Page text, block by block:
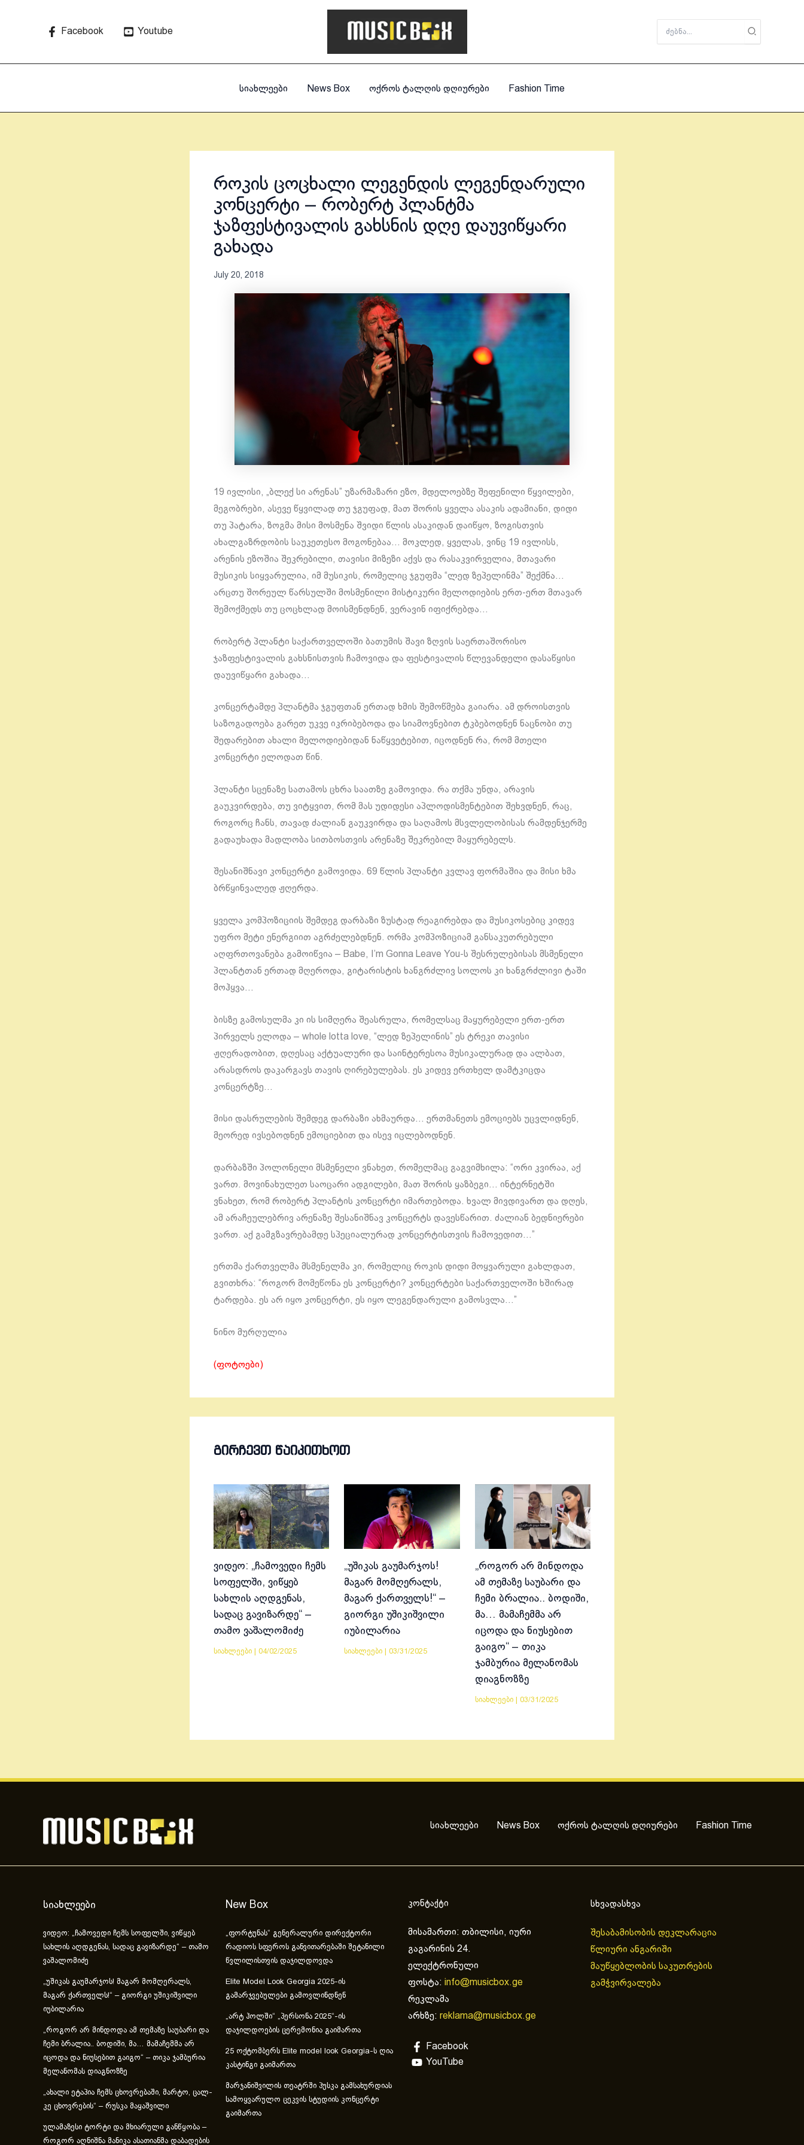
Facebook Youtube
for:
სიახლეები News Box ოქროს ტალღის დღიურები Fashion Time
როკის ცოცხალი ლეგენდის ლეგენდარული
კონცერტი – რობერტ პლანტმა
ჯაზფესტივალის გახსნის დღე დაუვიწყარი
გახადა
July 20, 2018
19 ივლისი, „ბლექ სი არენას” უზარმაზარი ეზო, მდელოებზე შეფენილი წყვილები,
მეგობრები, ასევე წყვილად თუ ჯგუფად, მათ შორის ყველა ასაკის ადამიანი, დიდი
თუ პატარა, ზოგმა მისი მოსმენა შვიდი წლის ასაკიდან დაიწყო, ზოგისთვის
ახალგაზრდობის საუკეთესო მოგონებაა… მოკლედ, ყველას, ვინც 19 ივლისს,
არენის ეზოშია შეკრებილი, თავისი მიზეზი აქვს და რასაკვირველია, მთავარი
მუსიკის სიყვარულია, იმ მუსიკის, რომელიც ჯგუფმა “ლედ ზეპელინმა” შექმნა…
არცთუ შორეულ წარსულში მოსმენილი მისტიკური მელოდიების ერთ-ერთ მთავარ
შემოქმედს თუ ცოცხლად მოისმენდნენ, ვერავინ იფიქრებდა…
რობერტ პლანტი საქართველოში ბათუმის შავი ზღვის საერთაშორისო
ჯაზფესტივალის გახსნისთვის ჩამოვიდა და ფესტივალის წლევანდელი დასაწყისი
დაუვიწყარი გახადა…
კონცერტამდე პლანტმა ჯგუფთან ერთად ხმის შემოწმება გაიარა. ამ დროისთვის
საზოგადოება გარეთ უკვე იკრიბებოდა და სიამოვნებით ტკბებოდნენ ნაცნობი თუ
შედარებით ახალი მელოდიებიდან ნაწყვეტებით, იცოდნენ რა, რომ მთელი
კონცერტი ელოდათ წინ.
პლანტი სცენაზე სათამოს ცხრა საათზე გამოვიდა. რა თქმა უნდა, არავის
გაუკვირდება, თუ ვიტყვით, რომ მას უდიდესი აპლოდისმენტებით შეხვდნენ, რაც,
როგორც ჩანს, თავად ძალიან გაუკვირდა და საღამოს მსვლელობისას რამდენჯერმე
გადაუხადა მადლობა სითბოსთვის არენაზე შეკრებილ მაყურებელს.
შესანიშნავი კონცერტი გამოვიდა. 69 წლის პლანტი კვლავ ფორმაშია და მისი ხმა
ბრწყინვალედ ჟღერდა.
ყველა კომპოზიციის შემდეგ დარბაზი ზუსტად რეაგირებდა და მუსიკოსებიც კიდევ
უფრო მეტი ენერგიით აგრძელებდნენ. ორმა კომპოზიციამ განსაკუთრებული
აღფრთოვანება გამოიწვია – Babe, I’m Gonna Leave You-ს შესრულებისას მსმენელი
პლანტთან ერთად მღეროდა, გიტარისტის ხანგრძლივ სოლოს კი ხანგრძლივი ტაში
მოჰყვა…
ბისზე გამოსულმა კი ის სიმღერა შეასრულა, რომელსაც მაყურებელი ერთ-ერთ
პირველს ელოდა – whole lotta love, “ლედ ზეპელინის” ეს ტრეკი თავისი
ჟღერადობით, დღესაც აქტუალური და საინტერესოა მუსიკალურად და ალბათ,
არასდროს დაკარგავს თავის ღირებულებას. ეს კიდევ ერთხელ დამტკიცდა
კონცერტზე…
მისი დასრულების შემდეგ დარბაზი ახმაურდა… ერთმანეთს ემოციებს უცვლიდნენ,
მეორედ ივსებოდნენ ემოციებით და ისევ იცლებოდნენ.
დარბაზში პოლონელი მსმენელი ვნახეთ, რომელმაც გაგვიმხილა: “ორი კვირაა, აქ
ვართ. მოვინახულეთ საოცარი ადგილები, მათ შორის ყაზბეგი… ინტერნეტში
ვნახეთ, რომ რობერტ პლანტის კონცერტი იმართებოდა. ხვალ მივდივართ და დღეს,
ამ არაჩეულებრივ არენაზე შესანიშნავ კონცერტს დავესწარით. ძალიან ბედნიერები
ვართ. აქ გამგზავრებამდე სპეციალურად კონცერტისთვის ჩამოვედით…”
ერთმა ქართველმა მსმენელმა კი, რომელიც როკის დიდი მოყვარული გახლდათ,
გვითხრა: “როგორ მომეწონა ეს კონცერტი? კონცერტები საქართველოში ხშირად
ტარდება. ეს არ იყო კონცერტი, ეს იყო ლეგენდარული გამოსვლა…”
ნინო მურღულია
(ფოტოები)
ᲒᲘᲠᲩᲔᲕᲗ ᲬᲐᲘᲙᲘᲗᲮᲝᲗ
ვიდეო: „ჩამოვედი ჩემს
სოფელში, ვიწყებ
სახლის აღდგენას,
სადაც გავიზარდე“ –
თამო ვაშალომიძე
სიახლეები 04/02/2025
„უშიკას გაუმარჯოს!
მაგარ მომღერალს,
მაგარ ქართველს!“ –
გიორგი უშიკიშვილი
იუბილარია
სიახლეები |03/31/2025
„როგორ არ მინდოდა
ამ თემაზე საუბარი და
ჩემი ბრალია.. ბოდიში,
მა… მამაჩემმა არ
იცოდა და ნიუსებით
გაიგო“ – თიკა
ჯამბურია მელანომას
დიაგნოზზე
სიახლეები| 03/31/2025
სიახლეები News Box ოქროს ტალღის დღიურები Fashion Time
სიახლეები
ვიდეო: „ჩამოვედი ჩემს სოფელში, ვიწყებ
სახლის აღდგენას, სადაც გავიზარდე“ – თამო
ვაშალომიძე
„უშიკას გაუმარჯოს! მაგარ მომღერალს,
მაგარ ქართველს!“ – გიორგი უშიკიშვილი
იუბილარია
„როგორ არ მინდოდა ამ თემაზე საუბარი და
ჩემი ბრალია.. ბოდიში, მა… მამაჩემმა არ
იცოდა და ნიუსებით გაიგო“ – თიკა ჯამბურია
მელანომას დიაგნოზზე
„ახა­ლი ეტა­პია ჩემს ცხოვ­რე­ბა­ში, მარ­ტო, ცალ­
კე ცხოვ­რე­ბის“ – რუსკა მაყაშვილი
ულამაზესი ტორტი და მხიარული განწყობა –
როგორ აღნიშნა მანიკა ასათიანმა დაბადების
New Box
„ფორტუნას“ გენერალური დირექტორი
რადიოს სფეროს განვითარებაში შეტანილი
წვლილისთვის დაჯილდოვდა
Elite Model Look Georgia 2025-ის
გამარჯვებულები გამოვლინდნენ
„არტ ჰოლში“ „პერსონა 2025“-ის
დაჯილდოების ცერემონია გაიმართა
25 ოქტომბერს Elite model look Georgia-ს ღია
კასტინგი გაიმართა
მარჯანიშვილის თეატრში პუსკა გამსახურდიას
სამოყვარულო ცეკვის სტუდიის კონცერტი
გაიმართა
კონტაქტი
მისამართი: თბილისი, იური
გაგარინის 24.
ელექტრონული
ფოსტა: info@musicbox.ge
რეკლამა
არხზე: reklama@musicbox.ge
Facebook
YouTube
სხვადასხვა
შესაბამისობის დეკლარაცია
წლიური ანგარიში
მაუწყებლობის საკუთრების
გამჭვირვალება